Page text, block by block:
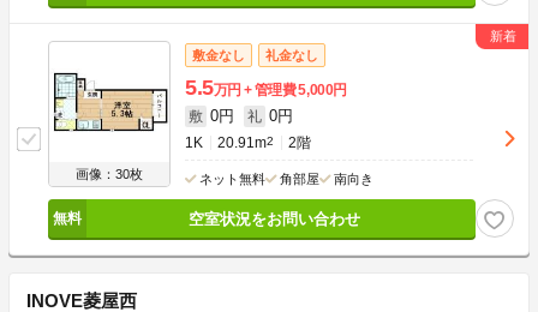
画像：30枚
敷金なし 礼金なし
5.5万円 管理費5,000円
敷 0円 礼 0円
1K 20.91m2 2階
ネット無料 角部屋 南向き
空室状況をお問い合わせ
INOVE菱屋西